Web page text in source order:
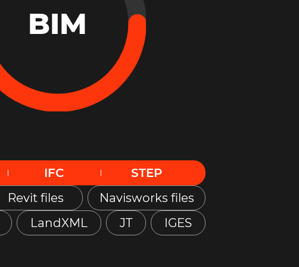
BIM
IFC
STEP
Revit files
Navisworks files
LandXML JT IGES